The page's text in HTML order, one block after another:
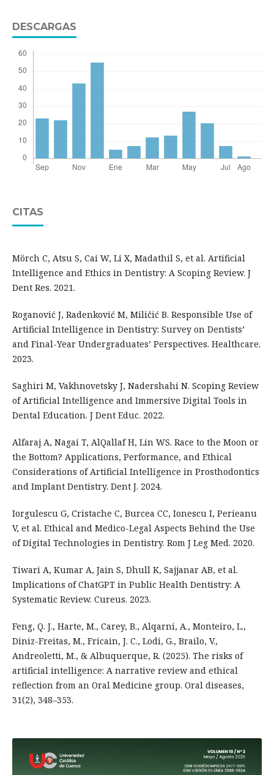
DESCARGAS
CITAS
Mörch C, Atsu S, Cai W, Li X, Madathil S, et al. Artificial
Intelligence and Ethics in Dentistry: A Scoping Review. J
Dent Res. 2021.
Roganović J, Radenković M, Miličić B. Responsible Use of
Artificial Intelligence in Dentistry: Survey on Dentists’
and Final-Year Undergraduates’ Perspectives. Healthcare.
2023.
Saghiri M, Vakhnovetsky J, Nadershahi N. Scoping Review
of Artificial Intelligence and Immersive Digital Tools in
Dental Education. J Dent Educ. 2022.
Alfaraj A, Nagai T, AlQallaf H, Lin WS. Race to the Moon or
the Bottom? Applications, Performance, and Ethical
Considerations of Artificial Intelligence in Prosthodontics
and Implant Dentistry. Dent J. 2024.
Iorgulescu G, Cristache C, Burcea CC, Ionescu I, Perieanu
V, et al. Ethical and Medico-Legal Aspects Behind the Use
of Digital Technologies in Dentistry. Rom J Leg Med. 2020.
Tiwari A, Kumar A, Jain S, Dhull K, Sajjanar AB, et al.
Implications of ChatGPT in Public Health Dentistry: A
Systematic Review. Cureus. 2023.
Feng, Q. J., Harte, M., Carey, B., Alqarni, A., Monteiro, L.,
Diniz-Freitas, M., Fricain, J. C., Lodi, G., Brailo, V.,
Andreoletti, M., & Albuquerque, R. (2025). The risks of
artificial intelligence: A narrative review and ethical
reflection from an Oral Medicine group. Oral diseases,
31(2), 348–353.